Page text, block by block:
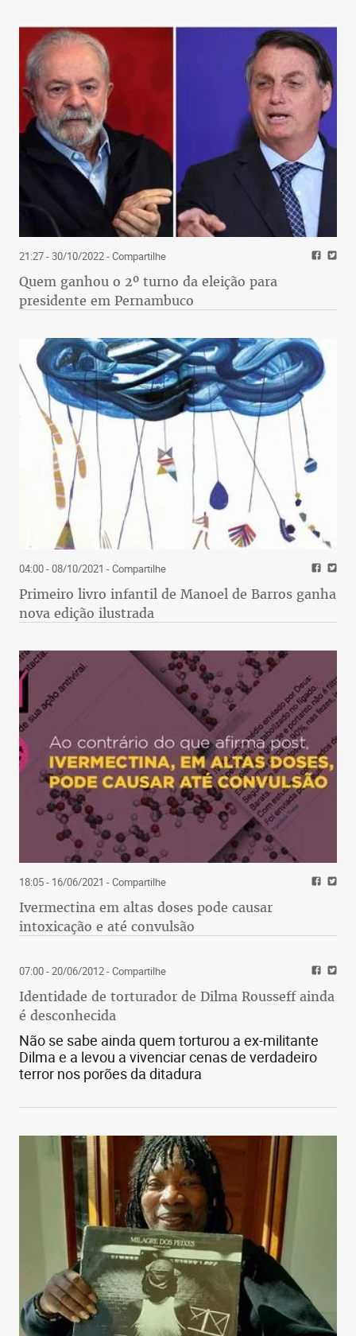
21:27 - 30/10/2022- Compartilhe
Quem ganhou o 2º turno da eleição para
presidente em Pernambuco
04:00 - 08/10/2021 - Compartilhe
Primeiro livro infantil de Manoel de Barros ganha
nova edição ilustrada
18:05 - 16/06/2021 - Compartilhe
Ivermectina em altas doses pode causar
intoxicação e até convulsão
07:00 - 20/06/2012- Compartilhe
Identidade de torturador de Dilma Rousseff ainda
é desconhecida
Não se sabe ainda quem torturou a ex-militante
Dilma e a levou a vivenciar cenas de verdadeiro
terror nos porões da ditadura